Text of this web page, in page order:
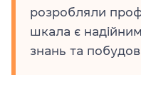
розробляли
шкала є
знань та